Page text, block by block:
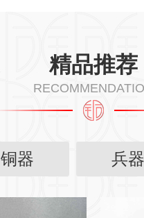
精品推荐
铜器 兵器